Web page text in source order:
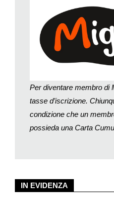
: circa 40 minuti
Per porzione
: circa 12 g di
carboidrati, 250 kcal
IN EVIDENZA
Per diventare membro di
tasse d’iscrizione.
condizione che un
possieda una Carta